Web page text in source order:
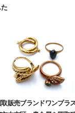
た
取販売ブランドワンプ